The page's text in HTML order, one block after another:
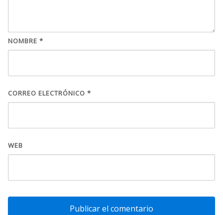
NOMBRE *
CORREO ELECTRÓNICO *
WEB